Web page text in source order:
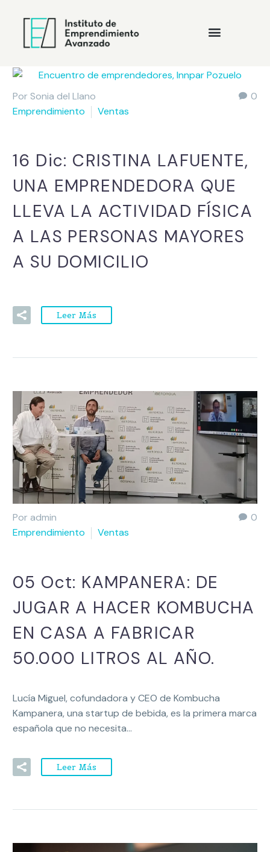
0
Por Sonia del Llano
Emprendimiento
Ventas
16 Dic: CRISTINA LAFUENTE,
UNA EMPRENDEDORA QUE
LLEVA LA ACTIVIDAD FÍSICA
A LAS PERSONAS MAYORES
A SU DOMICILIO
Leer Más
0
Por admin
Emprendimiento
Ventas
05 Oct: KAMPANERA: DE
JUGAR A HACER KOMBUCHA
EN CASA A FABRICAR
50.000 LITROS AL AÑO.
Lucía Miguel, cofundadora y CEO de Kombucha
Kampanera, una startup de bebida, es la primera marca
española que no necesita…
Leer Más